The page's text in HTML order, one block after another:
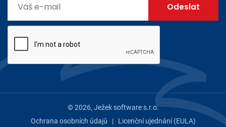
© 2026, Ježek software s.r.o.
Ochrana osobních údajů | Licenční ujednání (EULA)